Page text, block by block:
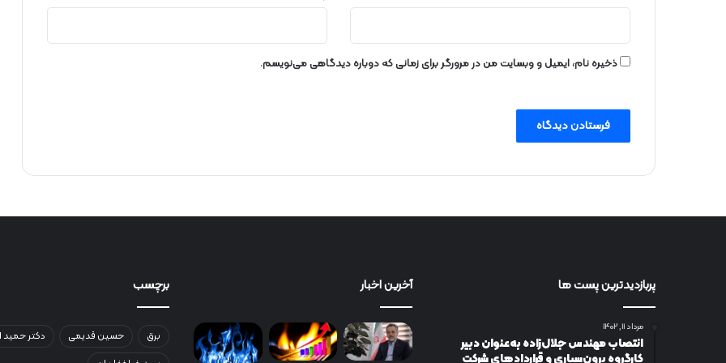
ی
ن
ی
ا
ت
ی
ل
ذخیره نام، ایمیل و وبسایت من در مرورگر برای زمانی که دوباره دیدگاهی می‌نویسم.
پربازدیدترین پست ها
مرداد ۱۱, ۱۴۰۲
انتصاب مهندس جلال‌زاده به‌عنوان دبیر
كارگروه برون‌سپاری و قراردادهای شركت
آخرین اخبار برچسب
برق حسین قدیمی
دکتر حمید